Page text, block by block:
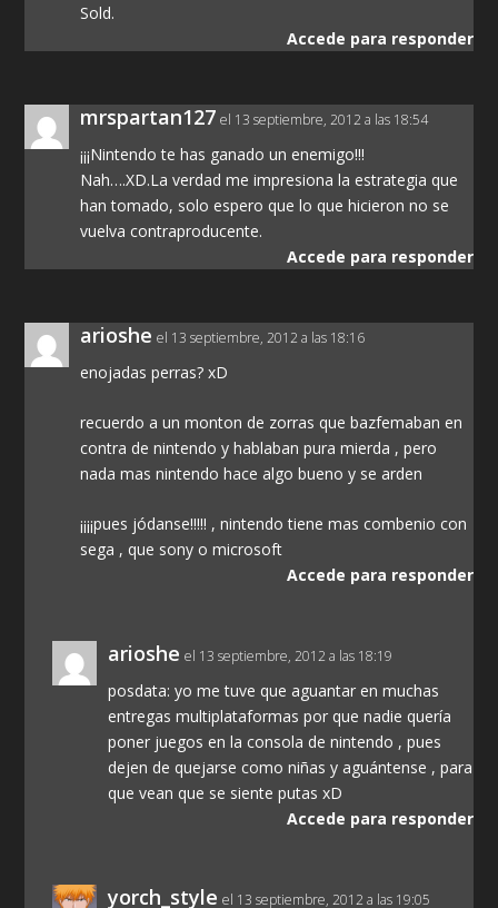
Sold.
Accede para responder
mrspartan127 el 13 septiembre, 2012 a las 18:54
¡¡¡Nintendo te has ganado un enemigo!!!
Nah….XD.La verdad me impresiona la estrategia que
han tomado, solo espero que lo que hicieron no se
vuelva contraproducente.
Accede para responder
arioshe el 13 septiembre, 2012 a las 18:16
enojadas perras? xD
recuerdo a un monton de zorras que bazfemaban en
contra de nintendo y hablaban pura mierda , pero
nada mas nintendo hace algo bueno y se arden
¡¡¡¡pues jódanse!!!!! , nintendo tiene mas combenio con
sega , que sony o microsoft
Accede para responder
arioshe el 13 septiembre, 2012 a las 18:19
posdata: yo me tuve que aguantar en muchas
entregas multiplataformas por que nadie quería
poner juegos en la consola de nintendo , pues
dejen de quejarse como niñas y aguántense , para
que vean que se siente putas xD
Accede para responder
yorch_style el 13 septiembre, 2012 a las 19:05